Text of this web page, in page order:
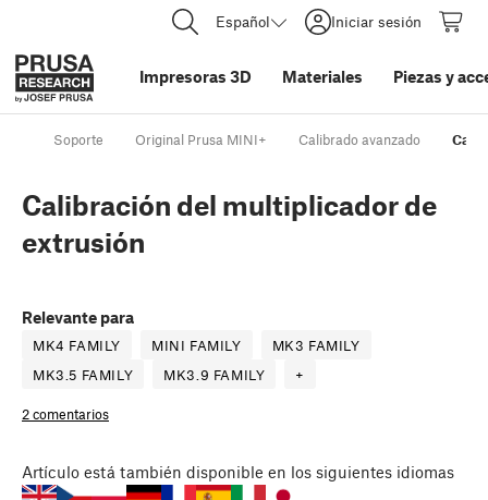
Español Iniciar sesión
Impresoras 3D Materiales Piezas y
Soporte Original Prusa MINI+ Calibrado avanzado
Calibración del multiplicador de
extrusión
Relevante para
MK4 FAMILY MINI FAMILY
MK3 FAMILY
MK3.5 FAMILY
MK3.9 FAMILY +
2 comentarios
Artículo está también disponible en los siguientes idiomas